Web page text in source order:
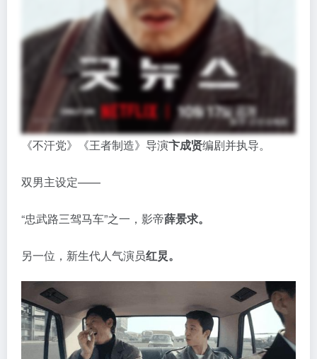
《不汗党》《王者制造》导演卞成贤编剧并执导。
双男主设定——
“忠武路三驾马车”之一，影帝薛景求。
另一位，新生代人气演员红炅。